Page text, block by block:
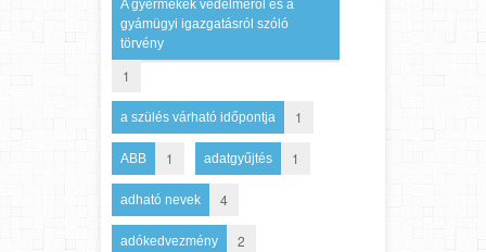
A gyermekek védelméről és a
gyámügyi igazgatásról szóló
törvény
1
a szülés várható időpontja 1
ABB 1 adatgyűjtés 1
adható nevek 4
adókedvezmény 2